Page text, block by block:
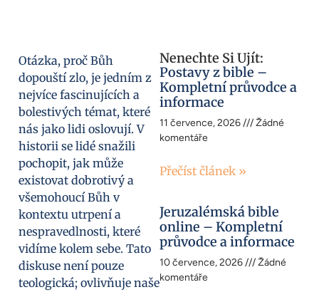
Otázka, proč Bůh
dopouští zlo, je jedním z
nejvíce fascinujících a
bolestivých témat, které
nás jako lidi oslovují. V
historii se lidé snažili
pochopit, jak může
existovat dobrotivý a
všemohoucí Bůh v
kontextu utrpení a
nespravedlnosti, které
vidíme kolem sebe. Tato
diskuse není pouze
teologická; ovlivňuje naše
Nenechte Si Ujít:
Postavy z bible –
Kompletní průvodce a
informace
11 července, 2026
Žádné
komentáře
Přečíst článek »
Jeruzalémská bible
online – Kompletní
průvodce a informace
10 července, 2026
Žádné
komentáře